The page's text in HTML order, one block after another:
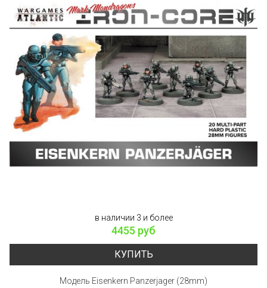
в наличии 3 и более
4455 руб
КУПИТЬ
Модель Eisenkern Panzerjager (28mm)